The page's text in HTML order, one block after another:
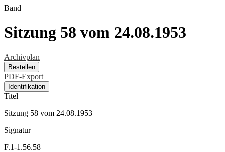
Band
Sitzung 58 vom 24.08.1953
Archivplan
Bestellen
PDF-Export
Identifikation
Titel
Sitzung 58 vom 24.08.1953
Signatur
F.1-1.56.58